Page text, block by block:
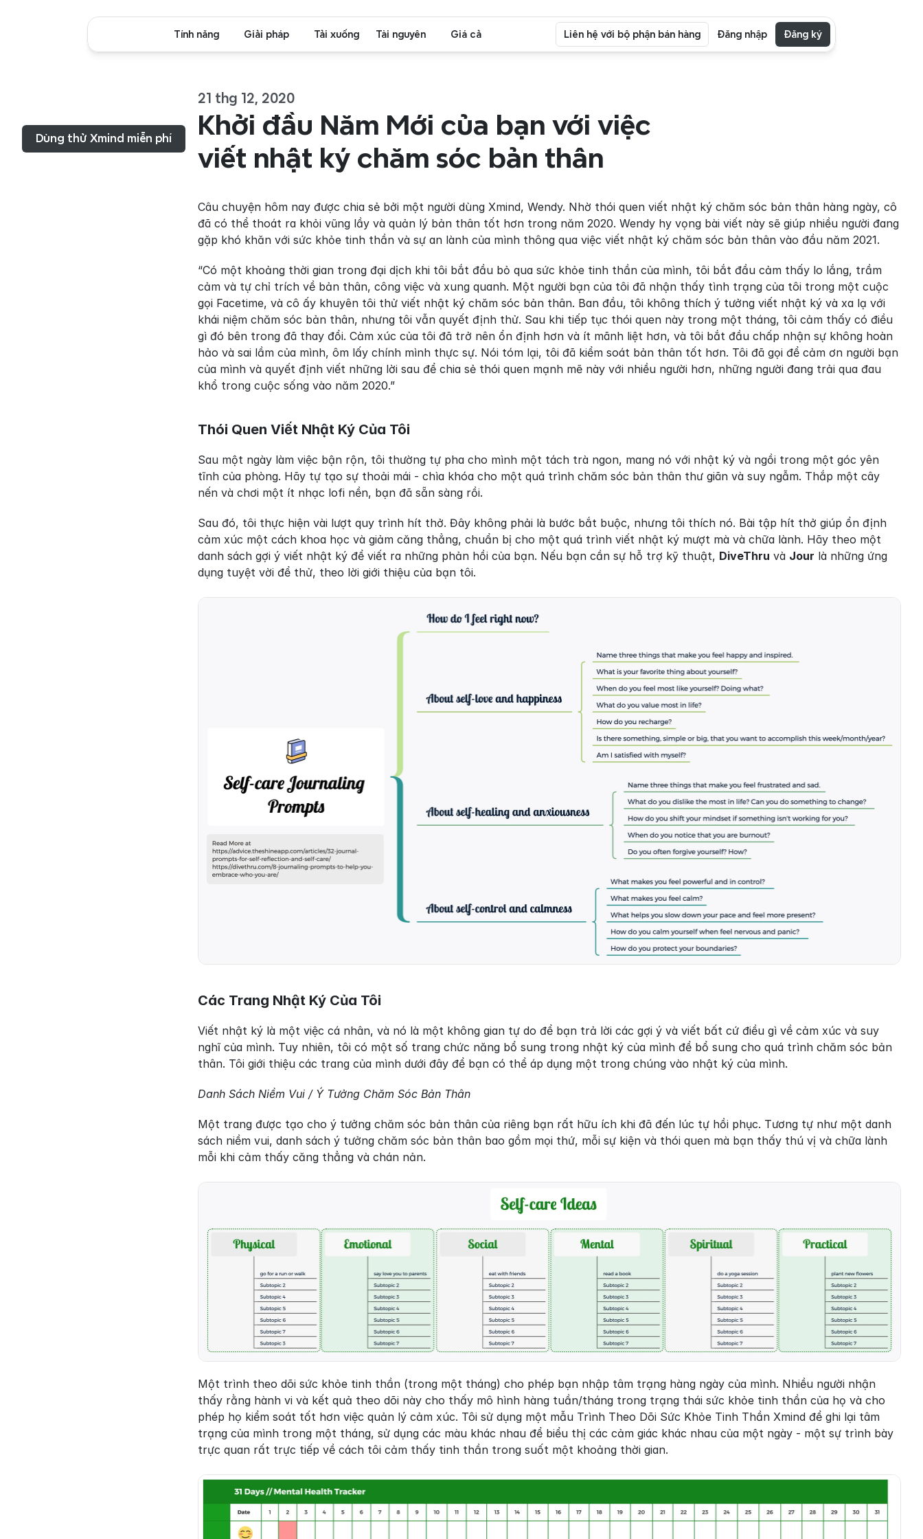
Dùng thử Xmind miễn phí
21 thg 12, 2020
Khởi đầu Năm Mới của bạn với việc
viết nhật ký chăm sóc bản thân
Câu chuyện hôm nay được chia sẻ bởi một người dùng Xmind, Wendy. Nhờ thói quen viết nhật ký chăm sóc bản thân hàng ngày, cô
đã có thể thoát ra khỏi vũng lầy và quản lý bản thân tốt hơn trong năm 2020. Wendy hy vọng bài viết này sẽ giúp nhiều người đang
gặp khó khăn với sức khỏe tinh thần và sự an lành của mình thông qua việc viết nhật ký chăm sóc bản thân vào đầu năm 2021.
“Có một khoảng thời gian trong đại dịch khi tôi bắt đầu bỏ qua sức khỏe tinh thần của mình, tôi bắt đầu cảm thấy lo lắng, trầm
cảm và tự chỉ trích về bản thân, công việc và xung quanh. Một người bạn của tôi đã nhận thấy tình trạng của tôi trong một cuộc
gọi Facetime, và cô ấy khuyên tôi thử viết nhật ký chăm sóc bản thân. Ban đầu, tôi không thích ý tưởng viết nhật ký và xa lạ với
khái niệm chăm sóc bản thân, nhưng tôi vẫn quyết định thử. Sau khi tiếp tục thói quen này trong một tháng, tôi cảm thấy có điều
gì đó bên trong đã thay đổi. Cảm xúc của tôi đã trở nên ổn định hơn và ít mãnh liệt hơn, và tôi bắt đầu chấp nhận sự không hoàn
hảo và sai lầm của mình, ôm lấy chính mình thực sự. Nói tóm lại, tôi đã kiểm soát bản thân tốt hơn. Tôi đã gọi để cảm ơn người bạn
của mình và quyết định viết những lời sau để chia sẻ thói quen mạnh mẽ này với nhiều người hơn, những người đang trải qua đau
khổ trong cuộc sống vào năm 2020.”
Thói Quen Viết Nhật Ký Của Tôi
Sau một ngày làm việc bận rộn, tôi thường tự pha cho mình một tách trà ngon, mang nó với nhật ký và ngồi trong một góc yên
tĩnh của phòng. Hãy tự tạo sự thoải mái - chìa khóa cho một quá trình chăm sóc bản thân thư giãn và suy ngẫm. Thắp một cây
nến và chơi một ít nhạc lofi nền, bạn đã sẵn sàng rồi.
Sau đó, tôi thực hiện vài lượt quy trình hít thở. Đây không phải là bước bắt buộc, nhưng tôi thích nó. Bài tập hít thở giúp ổn định
cảm xúc một cách khoa học và giảm căng thẳng, chuẩn bị cho một quá trình viết nhật ký mượt mà và chữa lành. Hãy theo một
danh sách gợi ý viết nhật ký để viết ra những phản hồi của bạn. Nếu bạn cần sự hỗ trợ kỹ thuật, DiveThru và Jour là những ứng
dụng tuyệt vời để thử, theo lời giới thiệu của bạn tôi.
Các Trang Nhật Ký Của Tôi
Viết nhật ký là một việc cá nhân, và nó là một không gian tự do để bạn trả lời các gợi ý và viết bất cứ điều gì về cảm xúc và suy
nghĩ của mình. Tuy nhiên, tôi có một số trang chức năng bổ sung trong nhật ký của mình để bổ sung cho quá trình chăm sóc bản
thân. Tôi giới thiệu các trang của mình dưới đây để bạn có thể áp dụng một trong chúng vào nhật ký của mình.
Danh Sách Niềm Vui / Ý Tưởng Chăm Sóc Bản Thân
Một trang được tạo cho ý tưởng chăm sóc bản thân của riêng bạn rất hữu ích khi đã đến lúc tự hồi phục. Tương tự như một danh
sách niềm vui, danh sách ý tưởng chăm sóc bản thân bao gồm mọi thứ, mỗi sự kiện và thói quen mà bạn thấy thú vị và chữa lành
mỗi khi cảm thấy căng thẳng và chán nản.
Một trình theo dõi sức khỏe tinh thần (trong một tháng) cho phép bạn nhập tâm trạng hàng ngày của mình. Nhiều người nhận
thấy rằng hành vi và kết quả theo dõi này cho thấy mô hình hàng tuần/tháng trong trạng thái sức khỏe tinh thần của họ và cho
phép họ kiểm soát tốt hơn việc quản lý cảm xúc. Tôi sử dụng một mẫu Trình Theo Dõi Sức Khỏe Tinh Thần Xmind để ghi lại tâm
trạng của mình trong một tháng, sử dụng các màu khác nhau để biểu thị các cảm giác khác nhau của một ngày - một sự trình bày
trực quan rất trực tiếp về cách tôi cảm thấy tinh thần trong suốt một khoảng thời gian.
Tính năng Giải pháp Tải xuống Tài nguyên Giá cả Liên hệ với bộ phận bán hàng Đăng nhập Đăng ký